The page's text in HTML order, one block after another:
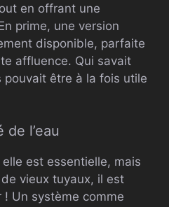
en offrant une
prime, une version
disponible, parfaite
affluence. Qui savait
pouvait être à la fois utile
l’eau
elle est essentielle, mais
vieux tuyaux, il est
! Un système comme